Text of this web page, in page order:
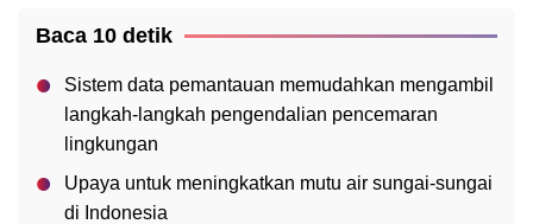
Baca 10 detik
Sistem data pemantauan memudahkan mengambil
langkah-langkah pengendalian pencemaran
lingkungan
Upaya untuk meningkatkan mutu air sungai-sungai
di Indonesia